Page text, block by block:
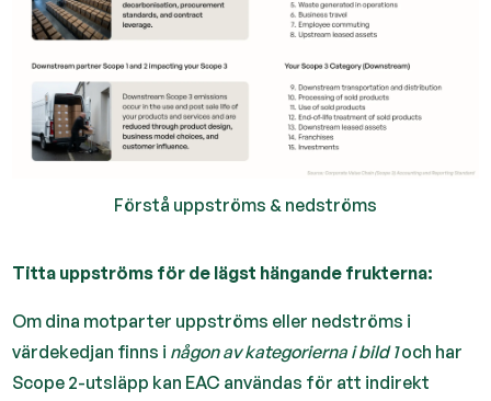
Förstå uppströms & nedströms
Titta uppströms för de lägst hängande frukterna:
Om dina motparter uppströms eller nedströms i
värdekedjan finns i någon av kategorierna i bild 1och har
Scope 2-utsläpp kan EAC användas för att indirekt